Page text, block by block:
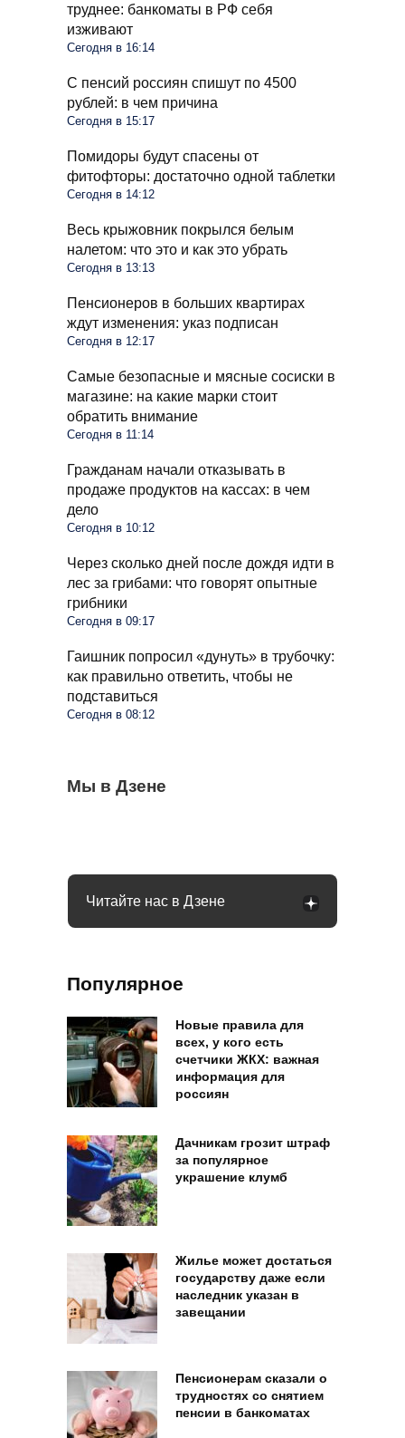
труднее: банкоматы в РФ себя
изживают
Сегодня в 16:14
С пенсий россиян спишут по 4500
рублей: в чем причина
Сегодня в 15:17
Помидоры будут спасены от
фитофторы: достаточно одной таблетки
Сегодня в 14:12
Весь крыжовник покрылся белым
налетом: что это и как это убрать
Сегодня в 13:13
Пенсионеров в больших квартирах
ждут изменения: указ подписан
Сегодня в 12:17
Самые безопасные и мясные сосиски в
магазине: на какие марки стоит
обратить внимание
Сегодня в 11:14
Гражданам начали отказывать в
продаже продуктов на кассах: в чем
дело
Сегодня в 10:12
Через сколько дней после дождя идти в
лес за грибами: что говорят опытные
грибники
Сегодня в 09:17
Гаишник попросил «дунуть» в трубочку:
как правильно ответить, чтобы не
подставиться
Сегодня в 08:12
Мы в Дзене
Снять наличные становится все труднее:
банкоматы в РФ себя изживают
С пенсий россиян спишут по 4500 рублей:
Помидоры будут спасены от фитофторы:
Читайте нас в Дзене
Популярное
Новые правила для
всех, у кого есть
счетчики ЖКХ: важная
информация для
россиян
Дачникам грозит штраф
за популярное
украшение клумб
Жилье может достаться
государству даже если
наследник указан в
завещании
Пенсионерам сказали о
трудностях со снятием
пенсии в банкоматах